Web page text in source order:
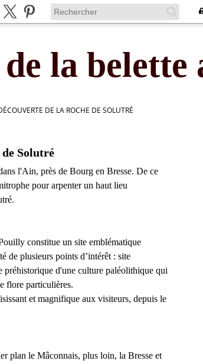
la belette
DE LA ROCHE DE SOLUTRÉ
de Solutré
l'Ain, près de Bourg en Bresse. De ce
pour arpenter un haut lieu
constitue un site emblématique
de plusieurs points d’intérêt : site
préhistorique d'une culture paléolithique qui
flore particulières.
et magnifique aux visiteurs, depuis le
plan le Mâconnais, plus loin, la Bresse et